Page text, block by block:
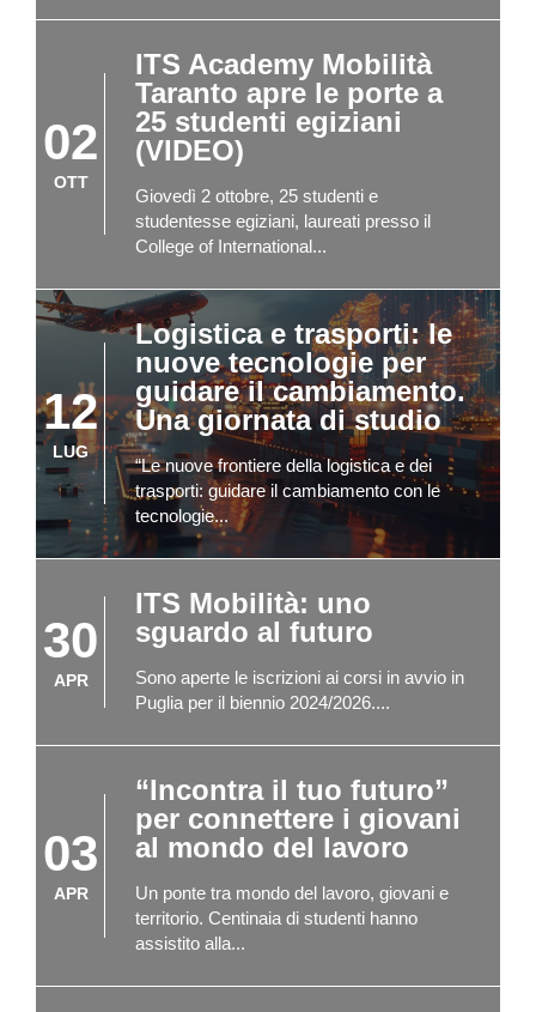
02
OTT
ITS Academy Mobilità
Taranto apre le porte a
25 studenti egiziani
(VIDEO)
Giovedì 2 ottobre, 25 studenti e
studentesse egiziani, laureati presso il
College of International...
12
LUG
Logistica e trasporti: le
nuove tecnologie per
guidare il cambiamento.
Una giornata di studio
“Le nuove frontiere della logistica e dei
trasporti: guidare il cambiamento con le
tecnologie...
30
APR
ITS Mobilità: uno
sguardo al futuro
Sono aperte le iscrizioni ai corsi in avvio in
Puglia per il biennio 2024/2026....
03
APR
“Incontra il tuo futuro”
per connettere i giovani
al mondo del lavoro
Un ponte tra mondo del lavoro, giovani e
territorio. Centinaia di studenti hanno
assistito alla...